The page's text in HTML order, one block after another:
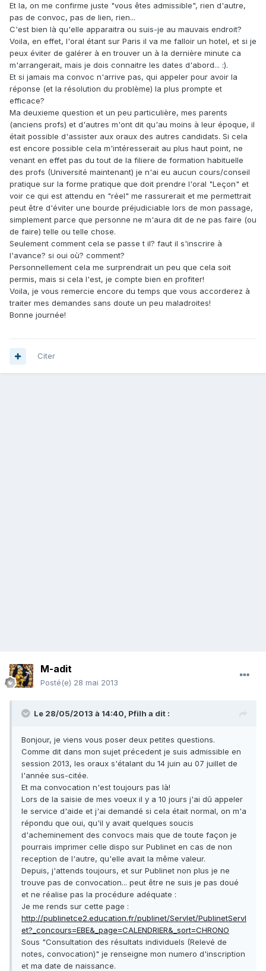
Et la, on me confirme juste "vous êtes admissible", rien d'autre,
pas de convoc, pas de lien, rien...
C'est bien là qu'elle apparaitra ou suis-je au mauvais endroit?
Voila, en effet, l'oral étant sur Paris il va me falloir un hotel, et si je
peux éviter de galérer à en trouver un à la dernière minute ca
m'arrangerait, mais je dois connaitre les dates d'abord... :).
Et si jamais ma convoc n'arrive pas, qui appeler pour avoir la
réponse (et la résolution du problème) la plus prompte et
efficace?
Ma deuxieme question et un peu particulière, mes parents
(anciens profs) et d'autres m'ont dit qu'au moins à leur époque, il
était possible d'assister aux oraux des autres candidats. Si cela
est encore possible cela m'intéresserait au plus haut point, ne
venant en effet pas du tout de la filiere de formation habituelle
des profs (Université maintenant) je n'ai eu aucun cours/conseil
pratique sur la forme pratique que doit prendre l'oral "Leçon" et
voir ce qui est attendu en "réel" me rassurerait et me permettrait
peut être d'éviter une bourde préjudiciable lors de mon passage,
simplement parce que personne ne m'aura dit de ne pas faire (ou
de faire) telle ou telle chose.
Seulement comment cela se passe t il? faut il s'inscrire à
l'avance? si oui où? comment?
Personnellement cela me surprendrait un peu que cela soit
permis, mais si cela l'est, je compte bien en profiter!
Voila, je vous remercie encore du temps que vous accorderez à
traiter mes demandes sans doute un peu maladroites!
Bonne journée!
Citer
M-adit
Posté(e) 28 mai 2013
Le 28/05/2013 à 14:40, Pfilh a dit :
Bonjour, je viens vous poser deux petites questions.
Comme dit dans mon sujet précedent je suis admissible en
session 2013, les oraux s'étalant du 14 juin au 07 juillet de
l'année sus-citée.
Et ma convocation n'est toujours pas là!
Lors de la saisie de mes voeux il y a 10 jours j'ai dû appeler
le service d'aide et j'ai demandé si cela était normal, on m'a
répondu que oui, qu'il y avait quelques soucis
d'acheminement des convocs mais que de toute façon je
pourrais imprimer celle dispo sur Publinet en cas de non
reception de l'autre, qu'elle avait la même valeur.
Depuis, j'attends toujours, et sur Publinet non plus je ne
trouve pas de convocation... peut être ne suis je pas doué
et ne réalise pas la procédure adéquate :
Je me rends sur cette page :
http://publinetce2.education.fr/publinet/Servlet/PublinetServl
et?_concours=EBE&_page=CALENDRIER&_sort=CHRONO
Sous "Consultation des résultats individuels (Relevé de
notes, convocation)" je renseigne mon numero d'inscription
et ma date de naissance.